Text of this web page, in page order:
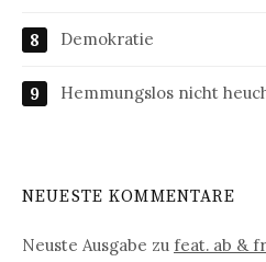
Demokratie
Hemmungslos nicht
NEUESTE KOMMENTARE
Neuste Ausgabe zu feat. ab &